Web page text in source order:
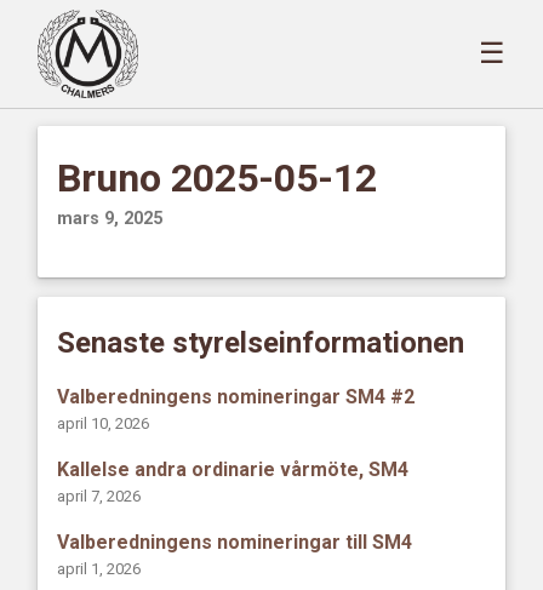
☰
Bruno 2025-05-12
mars 9, 2025
Senaste styrelseinformationen
Valberedningens nomineringar SM4 #2
april 10, 2026
Kallelse andra ordinarie vårmöte, SM4
april 7, 2026
Valberedningens nomineringar till SM4
april 1, 2026